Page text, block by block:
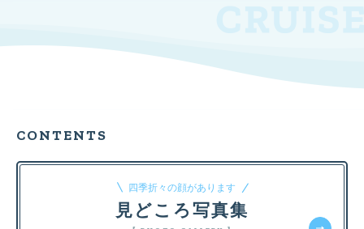
CONTENTS
四季折々の顔があります
見どころ写真集